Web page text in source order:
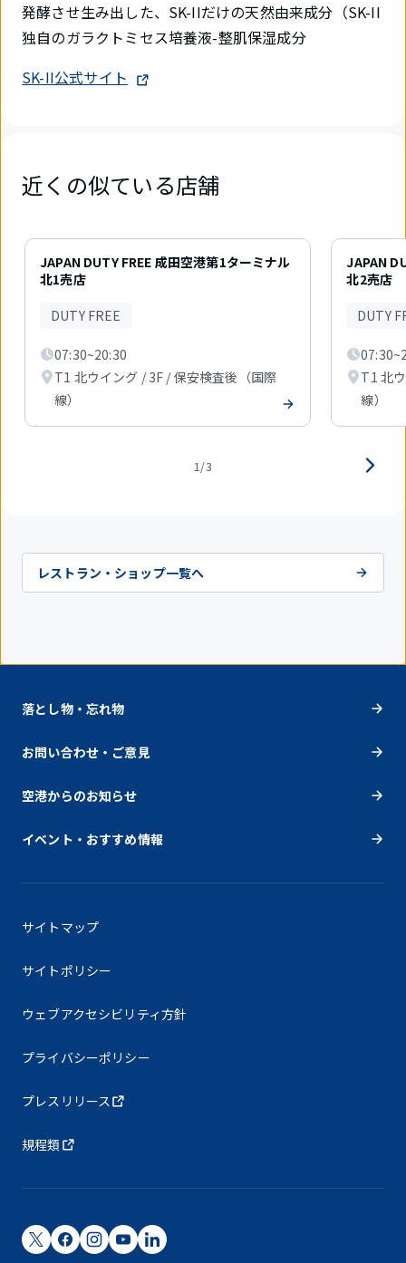
発酵させ生み出した、SK-IIだけの天然由来成分（SK-II
独自のガラクトミセス培養液-整肌保湿成分
SK-II公式サイト
近くの似ている店舗
JAPAN DUTY FREE 成田空港第1ターミナル
北1売店
DUTY FREE
07:30~20:30
T1 北ウイング / 3F / 保安検査後（国際
線）
JAPAN
北2売店
DUTY
T1 北
線）
1/3
レストラン・ショップ一覧へ
落とし物・忘れ物
お問い合わせ・ご意見
空港からのお知らせ
イベント・おすすめ情報
サイトマップ
サイトポリシー
ウェブアクセシビリティ方針
プライバシーポリシー
プレスリリース
規程類